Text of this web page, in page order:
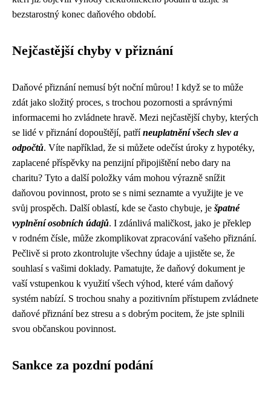
bezstarostný konec daňového období.
Nejčastější chyby v přiznání
Daňové přiznání nemusí být noční můrou! I když se to může
zdát jako složitý proces, s trochou pozornosti a správnými
informacemi ho zvládnete hravě. Mezi nejčastější chyby, kterých
se lidé v přiznání dopouštějí, patříneuplatnění všech slev a
odpočtů. Víte například, že si můžete odečíst úroky z hypotéky,
zaplacené příspěvky na penzijní připojištění nebo dary na
charitu? Tyto a další položky vám mohou výrazně snížit
daňovou povinnost, proto se s nimi seznamte a využijte je ve
svůj prospěch. Další oblastí, kde se často chybuje, je špatné
vyplnění osobních údajů. I zdánlivá maličkost, jako je překlep
v rodném čísle, může zkomplikovat zpracování vašeho přiznání.
Pečlivě si proto zkontrolujte všechny údaje a ujistěte se, že
souhlasí s vašimi doklady. Pamatujte, že daňový dokument je
vaší vstupenkou k využití všech výhod, které vám daňový
systém nabízí. S trochou snahy a pozitivním přístupem zvládnete
daňové přiznání bez stresu a s dobrým pocitem, že jste splnili
svou občanskou povinnost.
Sankce za pozdní podání